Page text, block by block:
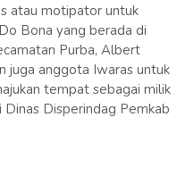
atau motipator untuk
Bona yang berada di
Purba, Albert
juga anggota Iwaras untuk
tempat sebagai milik
Disperindag Pemkab